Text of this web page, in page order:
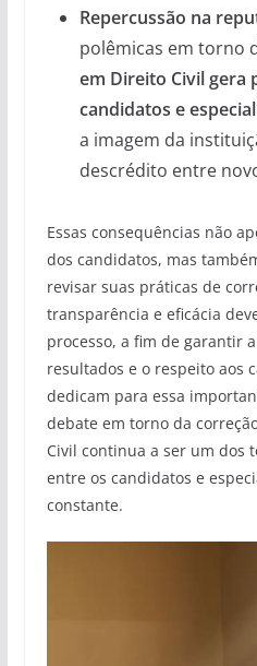
Repercussão na
polêmicas em torno
em Direito Civil gera
candidatos e
a imagem da
descrédito entre
Essas consequências não
dos candidatos, mas
revisar suas práticas de
transparência e eficácia
processo, a fim de garantir
resultados e o respeito aos
dedicam para essa
debate em torno da
Civil continua a ser um dos
entre os candidatos e
constante.